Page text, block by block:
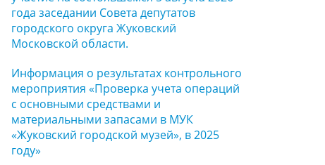
года заседании Совета депутатов
городского округа Жуковский
Московской области.
Информация о результатах контрольного
мероприятия «Проверка учета операций
с основными средствами и
материальными запасами в МУК
«Жуковский городской музей», в 2025
году»